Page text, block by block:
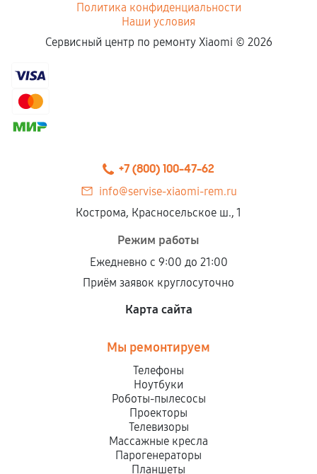
Политика конфиденциальности
Наши условия
Сервисный центр по ремонту Xiaomi © 2026
+7 (800) 100-47-62
info@servise-xiaomi-rem.ru
Кострома, Красносельское ш., 1
Режим работы
Ежедневно с 9:00 до 21:00
Приём заявок круглосуточно
Карта сайта
Мы ремонтируем
Телефоны
Ноутбуки
Роботы-пылесосы
Проекторы
Телевизоры
Массажные кресла
Парогенераторы
Планшеты